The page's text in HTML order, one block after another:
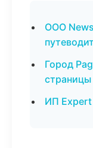
ООО
Город
страницы
ИП Expert